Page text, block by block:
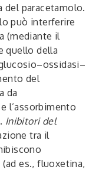
del paracetamolo.
può interferire
(mediante il
quello della
del
da
l’assorbimento
Inibitori del
tra il
(ad es., fluoxetina,